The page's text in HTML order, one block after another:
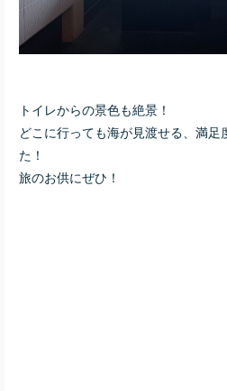
トイレからの景色も絶景！
どこに行っても海が見渡せる、満
た！
旅のお供にぜひ！